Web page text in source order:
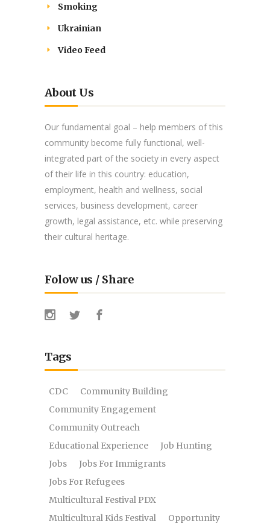
Smoking
Ukrainian
Video Feed
About Us
Our fundamental goal – help members of this
community become fully functional, well-
integrated part of the society in every aspect
of their life in this country: education,
employment, health and wellness, social
services, business development, career
growth, legal assistance, etc. while preserving
their cultural heritage.
Folow us / Share
Tags
CDC
Community Building
Community Engagement
Community Outreach
Educational Experience
Job Hunting
Jobs
Jobs For Immigrants
Jobs For Refugees
Multicultural Festival PDX
Multicultural Kids Festival
Opportunity